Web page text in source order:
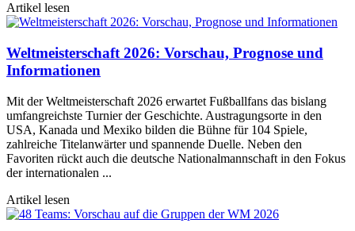
Artikel lesen
Weltmeisterschaft 2026: Vorschau, Prognose und
Informationen
Mit der Weltmeisterschaft 2026 erwartet Fußballfans das bislang
umfangreichste Turnier der Geschichte. Austragungsorte in den
USA, Kanada und Mexiko bilden die Bühne für 104 Spiele,
zahlreiche Titelanwärter und spannende Duelle. Neben den
Favoriten rückt auch die deutsche Nationalmannschaft in den Fokus
der internationalen ...
Artikel lesen